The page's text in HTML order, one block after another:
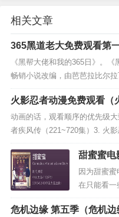
相关文章
365黑道老大免费观看第
《黑帮大佬和我的365日》。
畅销小说改编，由芭芭拉比尔拉
罗内、安娜·玛丽亚·西克拉克
火影忍者动漫免费观看（
动画的话，观看顺序的优先级
者疾风传（221~720集）3. 火
（1~9集+1个3Dsp特典）5. 火
甜蜜蜜电
因为甜蜜
在只能看一
正片上映了
会员里有会
危机边缘 第五季（危机边